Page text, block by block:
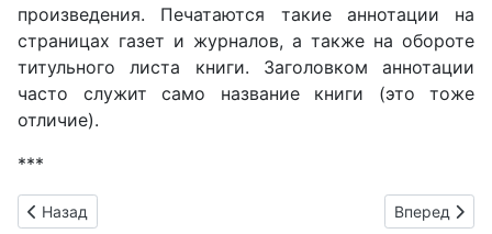
произведения. Печатаются такие аннотации на
страницах газет и журналов, а также на обороте
титульного листа книги. Заголовком аннотации
часто служит само название книги (это тоже
отличие).
***
Предыдущий: В поисках ощущений. Эссе по повести
Назад Следующий:
Вперед